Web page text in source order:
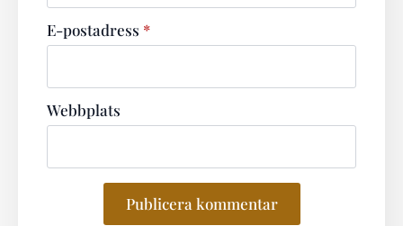
E-postadress *
Webbplats